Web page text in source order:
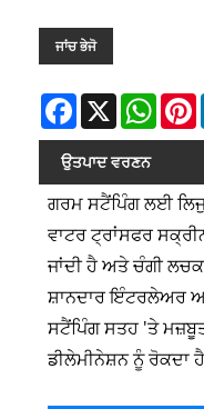
ਜਾਂਚ ਭੇਜੋ
Facebook
X
ਉਤਪਾਦ ਵਰਣਨ
ਗਰਮ ਸਟੈਂਪਿੰਗ ਲਈ
ਵਾਟਰ ਟ੍ਰਾਂਸਫਰ
ਜਾਂਦੀ ਹੈ ਅਤੇ ਚੰਗੀ
ਸ਼ਾਨਦਾਰ ਇੰਟਰਲੇਅਰ
ਸਟੈਂਪਿੰਗ ਸਤਹ 'ਤੇ
ਡੀਲੇਮੀਨੇਸ਼ਨ ਨੂੰ ਰੋਕਦਾ